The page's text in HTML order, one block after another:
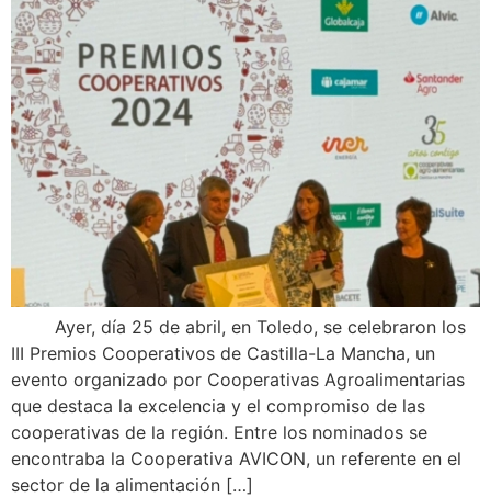
Ayer, día 25 de abril, en Toledo, se celebraron los
III Premios Cooperativos de Castilla-La Mancha, un
evento organizado por Cooperativas Agroalimentarias
que destaca la excelencia y el compromiso de las
cooperativas de la región. Entre los nominados se
encontraba la Cooperativa AVICON, un referente en el
sector de la alimentación […]